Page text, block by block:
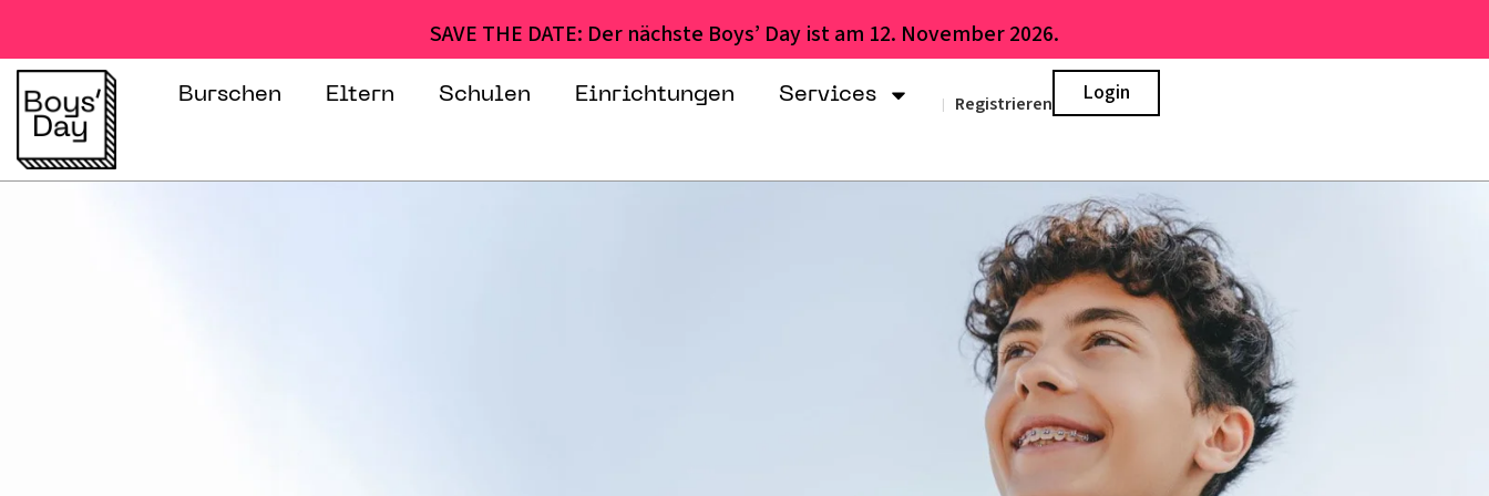
SAVE THE DATE: Der nächste Boys’ Day ist am 12. November 2026.
Burschen Eltern Schulen Einrichtungen Services | Registrieren Login